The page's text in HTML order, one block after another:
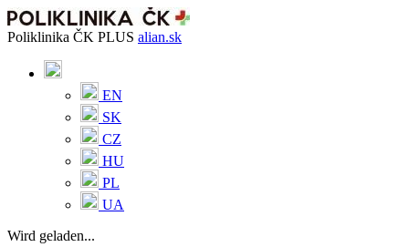
Poliklinika ČK PLUS alian.sk
EN
SK
CZ
HU
PL
UA
Wird geladen...